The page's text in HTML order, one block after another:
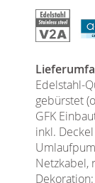
Edelstahl-
gebürstet
GFK
inkl.
Netzkabel,